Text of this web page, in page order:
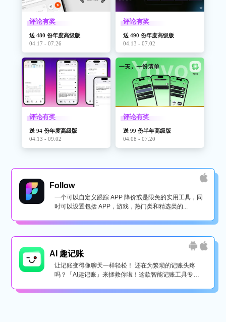
评论有奖
送 480 份年度高级版
04.17 - 07.26
评论有奖
送 490 份年度高级版
04.13 - 07.02
评论有奖
送 94 份年度高级版
04.13 - 09.02
评论有奖
送 99 份半年高级版
04.08 - 07.20
Follow
一个可以自定义跟踪 APP 降价或是限免的实用工具，同
时可以设置包括 APP，游戏，热门类和精选类的...
AI 趣记账
让记账变得像聊天一样轻松！ 还在为繁琐的记账头疼
吗？「AI趣记账」来拯救你啦！这款智能记账工具专为